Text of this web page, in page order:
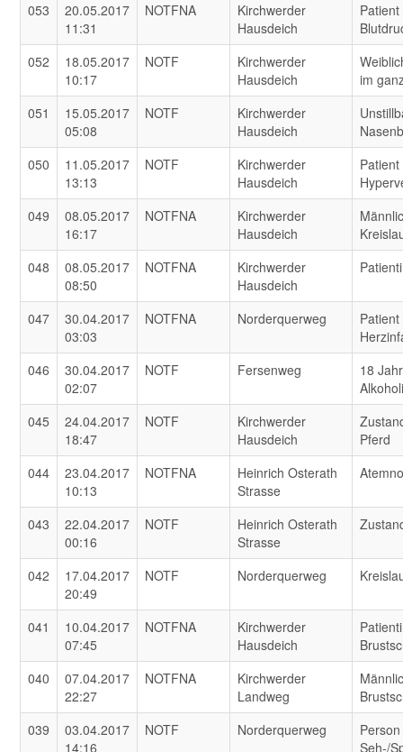
053
20.05.2017
11:31
NOTFNA
Kirchwerder
Hausdeich
052
18.05.2017
10:17
NOTF
Kirchwerder
Hausdeich
im
051
15.05.2017
05:08
NOTF
Kirchwerder
Hausdeich
050
11.05.2017
13:13
NOTF
Kirchwerder
Hausdeich
049
08.05.2017
16:17
NOTFNA
Kirchwerder
Hausdeich
048
08.05.2017
08:50
NOTFNA
Kirchwerder
Hausdeich
047
30.04.2017
03:03
NOTFNA Norderquerweg
046
30.04.2017
02:07
NOTF Fersenweg
18
045
24.04.2017
18:47
NOTF
Kirchwerder
Hausdeich
Pferd
044
23.04.2017
10:13
NOTFNA
Heinrich Osterath
Strasse
043
22.04.2017
00:16
NOTF
Heinrich Osterath
Strasse
042
17.04.2017
20:49
NOTF Norderquerweg
041
10.04.2017
07:45
NOTFNA
Kirchwerder
Hausdeich
040
07.04.2017
22:27
NOTFNA
Kirchwerder
Landweg
039
03.04.2017
14:16
NOTF Norderquerweg
Seh-/